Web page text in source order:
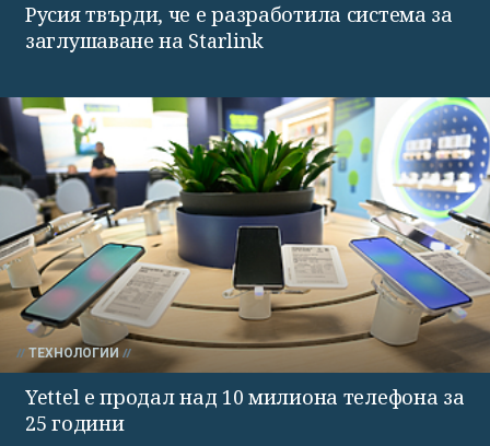
Русия твърди, че е разработила система за
заглушаване на Starlink
ТЕХНОЛОГИИ
Yettel е продал над 10 милиона телефона за
25 години